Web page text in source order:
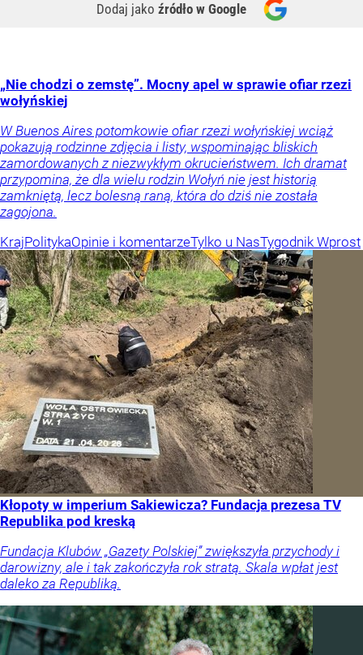
Dodaj jako źródło w Google
„Nie chodzi o zemstę”. Mocny apel w sprawie ofiar rzezi
wołyńskiej
W Buenos Aires potomkowie ofiar rzezi wołyńskiej wciąż
pokazują rodzinne zdjęcia i listy, wspominając bliskich
zamordowanych z niezwykłym okrucieństwem. Ich dramat
przypomina, że dla wielu rodzin Wołyń nie jest historią
zamkniętą, lecz bolesną raną, która do dziś nie została
zagojona.
KrajPolitykaOpinie i komentarzeTylko u NasTygodnik Wprost
Kłopoty w imperium Sakiewicza? Fundacja prezesa TV
Republika pod kreską
Fundacja Klubów „Gazety Polskiej” zwiększyła przychody i
darowizny, ale i tak zakończyła rok stratą. Skala wpłat jest
daleko za Republiką.